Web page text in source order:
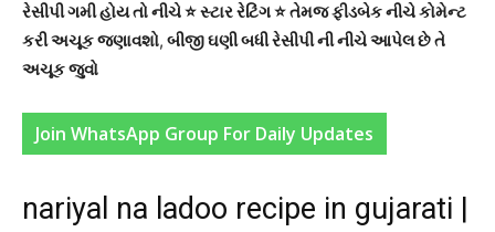
રેસીપી ગમી હોય તો નીચે ⭐ સ્ટાર રેટિંગ ⭐ તેમજ ફીડબેક નીચે કોમેન્ટ
કરી અચૂક જણાવશો, બીજી ઘણી બધી રેસીપી ની નીચે આપેલ છે તે
અચૂક જુવો
Join WhatsApp Group For Daily Updates
nariyal na ladoo recipe in gujarati |